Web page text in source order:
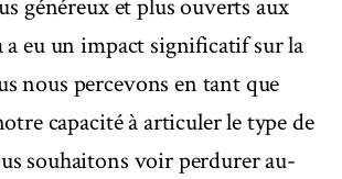
généreux et plus ouverts aux
a eu un impact significatif sur la
nous percevons en tant que
capacité à articuler le type de
souhaitons voir perdurer au-